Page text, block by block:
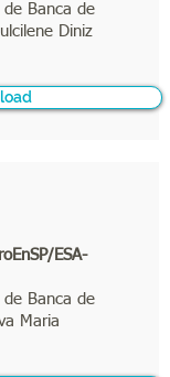
de Banca de
Diniz
ESA-
de Banca de
Maria